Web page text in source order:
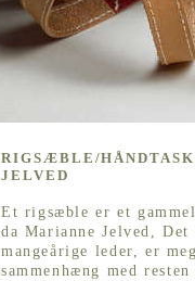
RIGSÆBLE/
JELVED
Et rigsæble er et
da Marianne Jelved, Det
mangeårige leder, er
sammenhæng med